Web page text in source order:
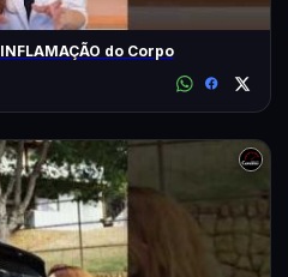
do Corpo